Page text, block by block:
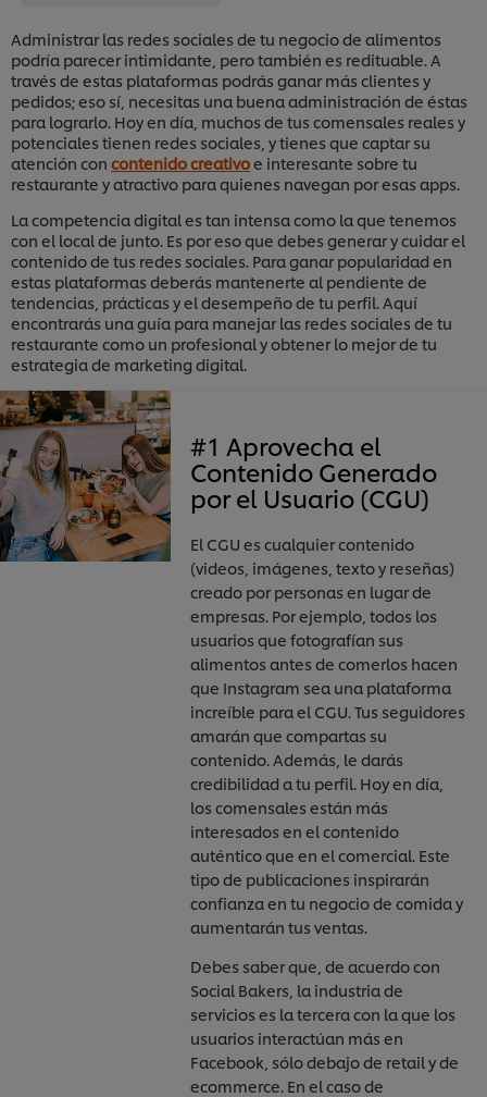
Administrar las redes sociales de tu negocio de alimentos
podría parecer intimidante, pero también es redituable. A
través de estas plataformas podrás ganar más clientes y
pedidos; eso sí, necesitas una buena administración de éstas
para lograrlo. Hoy en día, muchos de tus comensales reales y
potenciales tienen redes sociales, y tienes que captar su
atención con contenido creativoe interesante sobre tu
restaurante y atractivo para quienes navegan por esas apps.
La competencia digital es tan intensa como la que tenemos
con el local de junto. Es por eso que debes generar y cuidar el
contenido de tus redes sociales. Para ganar popularidad en
estas plataformas deberás mantenerte al pendiente de
tendencias, prácticas y el desempeño de tu perfil. Aquí
encontrarás una guía para manejar las redes sociales de tu
restaurante como un profesional y obtener lo mejor de tu
estrategia de marketing digital.
#1 Aprovecha el
Contenido Generado
por el Usuario (CGU)
El CGU es cualquier contenido
(videos, imágenes, texto y reseñas)
creado por personas en lugar de
empresas. Por ejemplo, todos los
usuarios que fotografían sus
alimentos antes de comerlos hacen
que Instagram sea una plataforma
increíble para el CGU. Tus seguidores
amarán que compartas su
contenido. Además, le darás
credibilidad a tu perfil. Hoy en día,
los comensales están más
interesados en el contenido
auténtico que en el comercial. Este
tipo de publicaciones inspirarán
confianza en tu negocio de comida y
aumentarán tus ventas.
Debes saber que, de acuerdo con
Social Bakers, la industria de
servicios es la tercera con la que los
usuarios interactúan más en
Facebook, sólo debajo de retail y de
ecommerce. En el caso de